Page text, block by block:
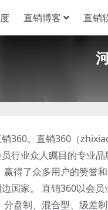
直销博客 直销
360。直销360（
行业众人瞩目的专业
得了众多用户的赞誉
国家。 直销360以会
盘制、混合型、级差